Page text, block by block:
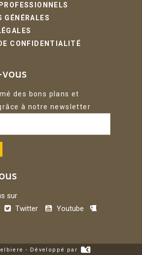
GÉNÉRALES
CONFIDENTIALITÉ
des bons plans et
à notre newsletter
sur
Twitter
Youtube
- Développé par